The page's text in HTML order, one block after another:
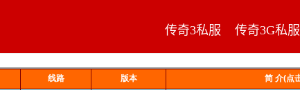
传奇3私服 传奇3G私服